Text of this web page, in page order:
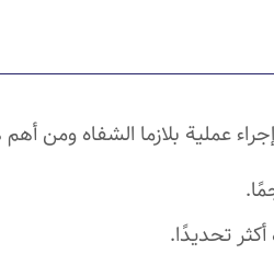
عملية بلازما الشفاه ومن
تحديدًا.